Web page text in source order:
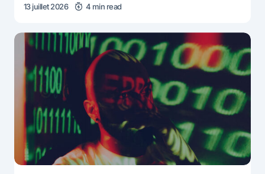
13 juillet 2026 4 min read